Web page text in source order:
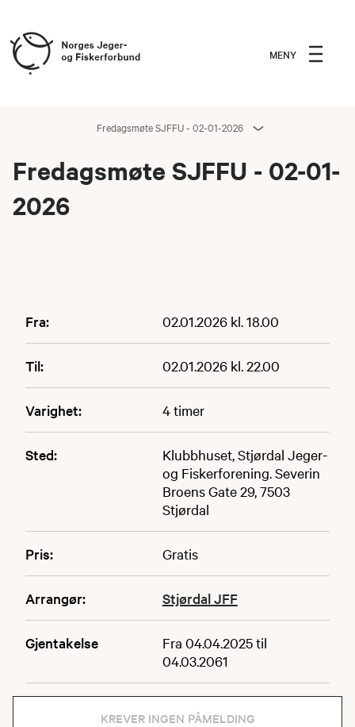
MENY
Fredagsmøte SJFFU - 02-01-2026
Fredagsmøte SJFFU - 02-01-
2026
Fra: 02.01.2026 kl. 18.00
Til: 02.01.2026 kl. 22.00
Varighet: 4 timer
Sted:
Klubbhuset, Stjørdal Jeger-
og Fiskerforening. Severin
Broens Gate 29, 7503
Stjørdal
Pris: Gratis
Arrangør: Stjørdal JFF
Gjentakelse
Fra 04.04.2025 til
04.03.2061
KREVER INGEN PÅMELDING